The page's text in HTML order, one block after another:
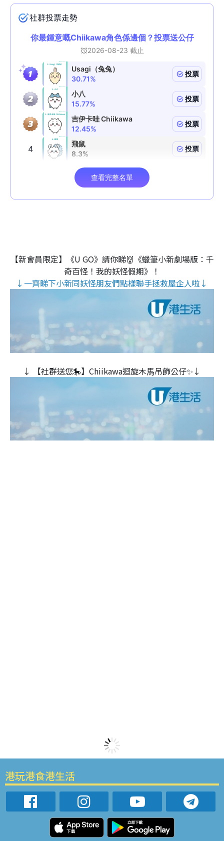
【新會員限定】《U GO》請你睇👹《蠟筆小新劇場版：千
奇百怪！我的妖怪假期》！
↓一齊睇下小新同妖怪朋友們點樣聯手拯救屋企人啦↓
↓ 【社群送您🎠】Chiikawa迴旋木⾺吊飾公仔✨↓
港玩港食港生活